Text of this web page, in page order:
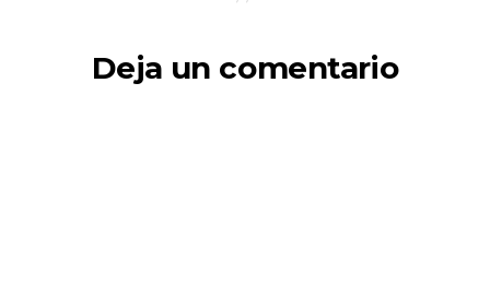
Deja un comentario